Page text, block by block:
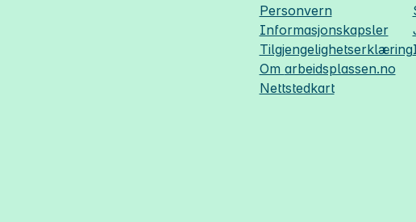
Personvern
Informasjonskapsler
Tilgjengelighetserklæring
Om arbeidsplassen.no
Nettstedkart